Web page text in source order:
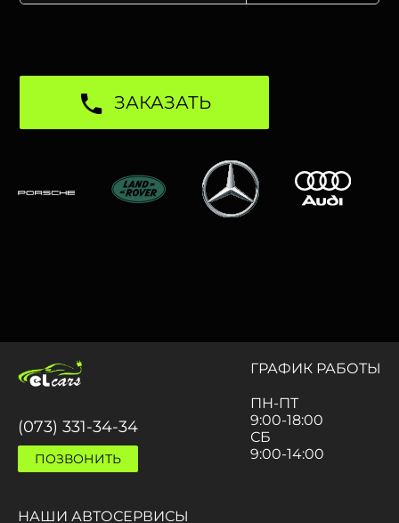
ЗАКАЗАТЬ
(073) 331-34-34
ПОЗВОНИТЬ
ГРАФИК РАБОТЫ
ПН-ПТ
9:00-18:00
СБ
9:00-14:00
НАШИ АВТОСЕРВИСЫ